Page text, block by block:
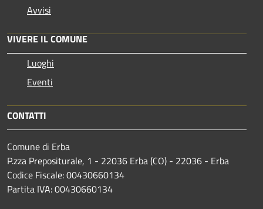
Avvisi
VIVERE IL COMUNE
Luoghi
Eventi
CONTATTI
Comune di Erba
P.zza Prepositurale, 1 - 22036 Erba (CO) - 22036 - Erba
Codice Fiscale: 00430660134
Partita IVA: 00430660134